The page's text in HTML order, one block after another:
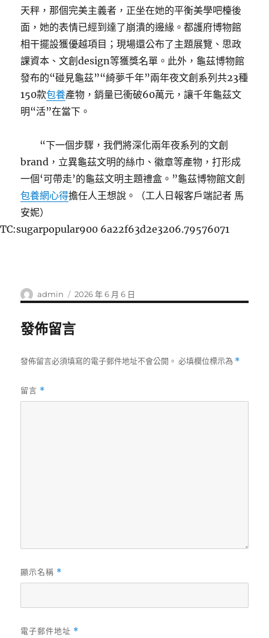
天秤，那個完美主義者，正坐在她的平衡美學吧檯後
面，她的表情已經到達了崩潰的邊緣。都護府博物館
相干擺設獲優越項目；現場還公布了主題展覽、思政
課資本、文創design等獲獎名單。此外，龜茲博物館
發布的“碰見龜茲”“綺夢千年”兩年夜文創系列共23種
150款包養產物，銷量已衝破60萬元，讓千年龜茲文
明“活”在當下。
“下一個步驟，我們將深化兩年夜系列的文創
brand，立異龜茲文明的絲巾、徽章等產物，打形成
一個‘可帶走’的龜茲文明主題禮盒。”龜茲博物館文創
包養網心得擔任人王想說。（工人日報客戶端記者 馬
安妮）
TC:sugarpopular900 6a22f63d2e3206.79576071
作
者
admin
發
佈
2026 年 6 月 6 日
發佈留言
發佈留言必須填寫的電子郵件地址不會公開。 必填欄位標示為 *
留言 *
顯示名稱 *
電子郵件地址 *